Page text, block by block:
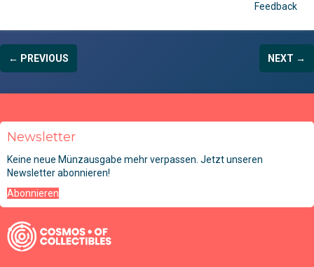
Feedback
← PREVIOUS NEXT →
Newsletter
Keine neue Münzausgabe mehr verpassen. Jetzt unseren
Newsletter abonnieren!
Abonnieren